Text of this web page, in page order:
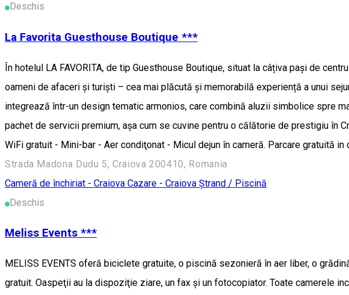
Deschis
La Favorita Guesthouse Boutique ***
În hotelul LA FAVORITA, de tip Guesthouse Boutique, situat la câțiva pași de
oameni de afaceri şi turişti – cea mai plăcută și memorabilă experiență a unui
integrează într-un design tematic armonios, care combină aluzii simbolice spre
pachet de servicii premium, așa cum se cuvine pentru o călătorie de prestigiu în
WiFi gratuit - Mini-bar - Aer condiţonat - Micul dejun în cameră. Parcare gratuită
Strada Madona Dudu 5, Craiova 200410, Romania
Cameră de închiriat - Craiova Cazare - Craiova Ștrand / Piscină
Deschis
Meliss Events ***
MELISS EVENTS oferă biciclete gratuite, o piscină sezonieră în aer liber, o
gratuit. Oaspeţii au la dispoziţie ziare, un fax şi un fotocopiator. Toate camerele